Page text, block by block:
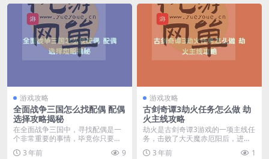
游戏攻略
全面战争三国怎么找配偶 配偶
选择攻略揭秘
在全面战争三国中，寻找配偶是一
个非常重要的事情，毕竟你只要在
找到配偶之后，生下的...
3 年前 9
游戏攻略
古剑奇谭3劫火任务怎么做 劫
火主线攻略
劫火是古剑奇谭3游戏的一项主线任
务，击败了大天魔赤厄阳后，进入
到天鹿城中，这里由...
3 年前 1